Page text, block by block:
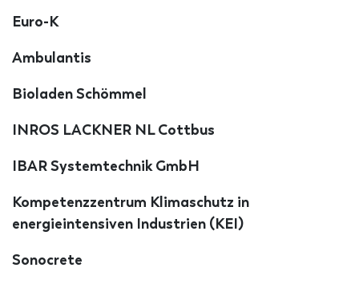
Euro-K
Ambulantis
Bioladen Schömmel
INROS LACKNER NL Cottbus
IBAR Systemtechnik GmbH
Kompetenzzentrum Klimaschutz in
energieintensiven Industrien (KEI)
Sonocrete